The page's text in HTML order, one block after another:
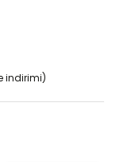
indirimi)